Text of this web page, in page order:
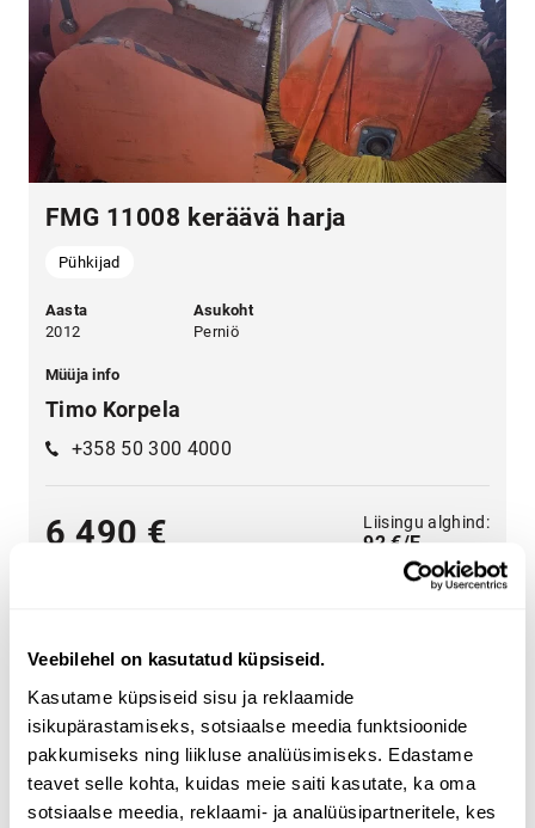
Veebilehel on kasutatud küpsiseid.
Kasutame küpsiseid sisu ja reklaamide
isikupärastamiseks, sotsiaalse meedia funktsioonide
pakkumiseks ning liikluse analüüsimiseks. Edastame
teavet selle kohta, kuidas meie saiti kasutate, ka oma
sotsiaalse meedia, reklaami- ja analüüsipartneritele, kes
FMG 11008 keräävä harja
Pühkijad
Aasta
2012
Asukoht
Perniö
Müüja info
Timo Korpela
+358 50 300 4000
6 490 € Liisingu alghind:
92 €/E
Lai valik rasketehnikat - leia endale vajalik
Valige kategooria põllumajandus,transport,ehitus,
metsandus,kommunaalhooldu ,materjali käitlemine .